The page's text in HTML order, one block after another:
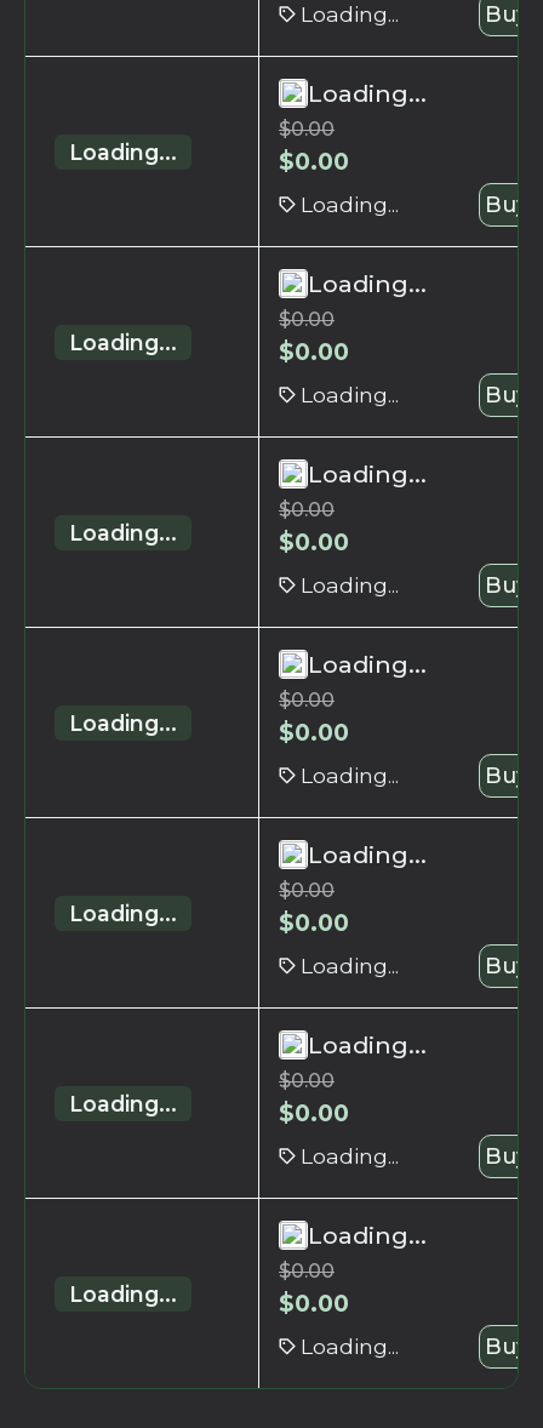
Loading... Buy
Loading...
Loading...
$0.00
$0.00
Loading... Buy
Loading...
Loading...
$0.00
$0.00
Loading... Buy
Loading...
Loading...
$0.00
$0.00
Loading... Buy
Loading...
Loading...
$0.00
$0.00
Loading... Buy
Loading...
Loading...
$0.00
$0.00
Loading... Buy
Loading...
Loading...
$0.00
$0.00
Loading... Buy
Loading...
Loading...
$0.00
$0.00
Loading... Buy